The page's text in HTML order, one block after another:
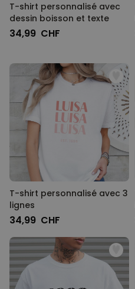
T-shirt personnalisé avec
dessin boisson et texte
34,99 CHF
T-shirt personnalisé avec 3
lignes
34,99 CHF